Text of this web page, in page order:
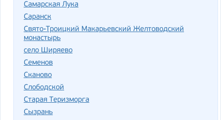
Самарская Лука
Саранск
Свято-Троицкий Макарьевский Желтоводский
монастырь
село Ширяево
Семенов
Сканово
Слободской
Старая Теризморга
Сызрань